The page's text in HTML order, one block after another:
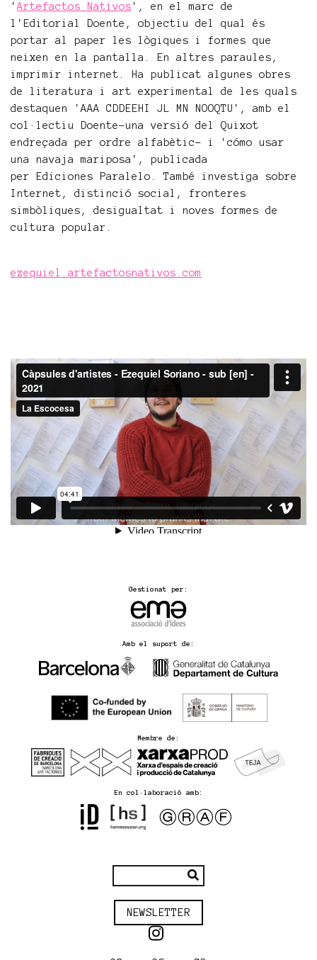
' Artefactos Nativos ', en el marc de
l'Editorial Doente, objectiu del qual és
portar al paper les lògiques i formes que
neixen en la pantalla. En altres paraules,
imprimir internet. Ha publicat algunes obres
de literatura i art experimental de les quals
destaquen 'AAA CDDEEHI JL MN NOOQTU', amb el
col·lectiu Doente-una versió del Quixot
endreçada per ordre alfabètic- i 'cómo usar
una navaja mariposa', publicada
per Ediciones Paralelo. També investiga sobre
Internet, distinció social, fronteres
simbòliques, desigualtat i noves formes de
cultura popular.
ezequiel.artefactosnativos.com
Gestionat per:
Amb el suport de:
Membre de:
En col·laboració amb:
NEWSLETTER